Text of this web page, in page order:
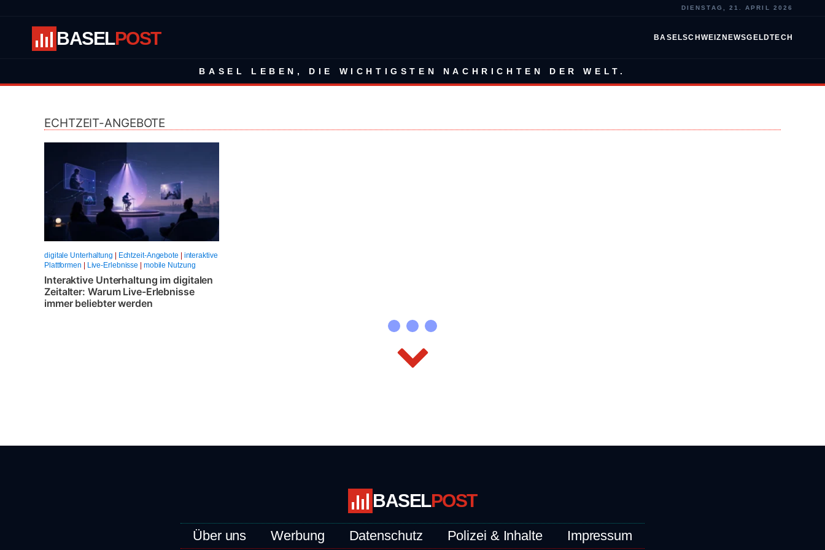
DIENSTAG, 21. APRIL 2026
BASELPOST BASELSCHWEIZ NEWSGELDTECH
BASEL LEBEN, DIE WICHTIGSTEN NACHRICHTEN DER WELT.
ECHTZEIT-ANGEBOTE
digitale Unterhaltung | Echtzeit-Angebote | interaktive
Plattformen | Live-Erlebnisse | mobile Nutzung
Interaktive Unterhaltung im digitalen
Zeitalter: Warum Live-Erlebnisse
immer beliebter werden
BASELPOST
Über uns Werbung Datenschutz Polizei & Inhalte Impressum